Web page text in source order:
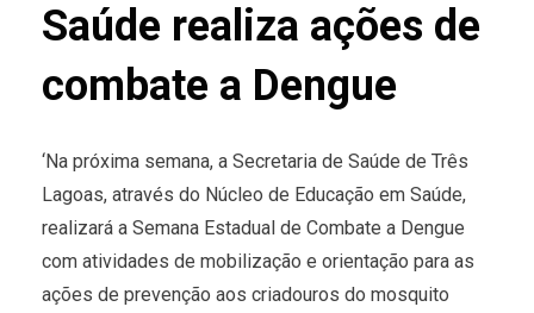
Saúde realiza ações de
combate a Dengue
‘Na próxima semana, a Secretaria de Saúde de Três
Lagoas, através do Núcleo de Educação em Saúde,
realizará a Semana Estadual de Combate a Dengue
com atividades de mobilização e orientação para as
ações de prevenção aos criadouros do mosquito